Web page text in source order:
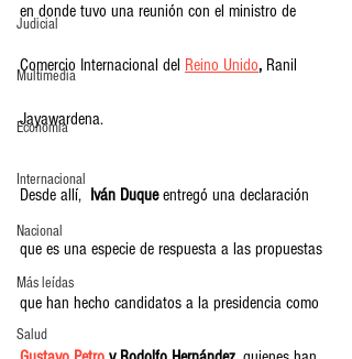
Judicial
Multimedia
Economia
Internacional
Nacional
Más leídas
Salud
en donde tuvo una reunión con el ministro de
Comercio Internacional del Reino Unido, Ranil
Jayawardena.
Desde allí, Iván Duque entregó una declaración
que es una especie de respuesta a las propuestas
que han hecho candidatos a la presidencia como